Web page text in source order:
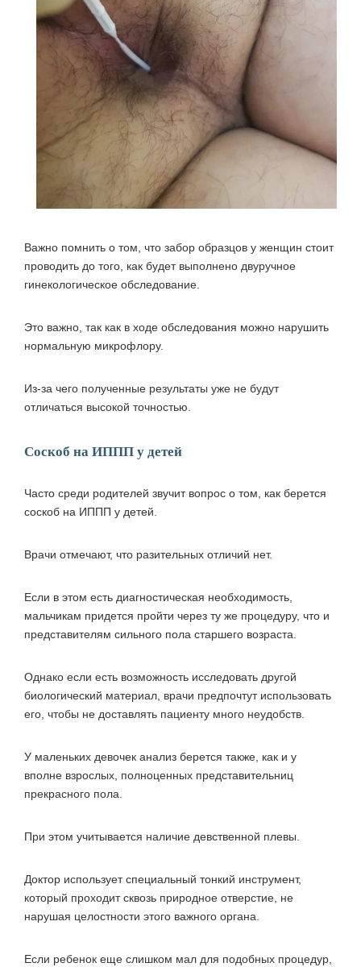
Важно помнить о том, что забор образцов у женщин стоит
проводить до того, как будет выполнено двуручное
гинекологическое обследование.
Это важно, так как в ходе обследования можно нарушить
нормальную микрофлору.
Из-за чего полученные результаты уже не будут
отличаться высокой точностью.
Соскоб на ИППП у детей
Часто среди родителей звучит вопрос о том, как берется
соскоб на ИППП у детей.
Врачи отмечают, что разительных отличий нет.
Если в этом есть диагностическая необходимость,
мальчикам придется пройти через ту же процедуру, что и
представителям сильного пола старшего возраста.
Однако если есть возможность исследовать другой
биологический материал, врачи предпочтут использовать
его, чтобы не доставлять пациенту много неудобств.
У маленьких девочек анализ берется также, как и у
вполне взрослых, полноценных представительниц
прекрасного пола.
При этом учитывается наличие девственной плевы.
Доктор использует специальный тонкий инструмент,
который проходит сквозь природное отверстие, не
нарушая целостности этого важного органа.
Если ребенок еще слишком мал для подобных процедур,